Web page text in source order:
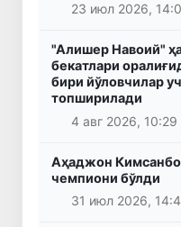
23 июл 2026,
"Алишер Навоий"
бекатлари
бири йўловчилар
топширилади
4 авг 2026, 10:29
Аҳаджон
чемпиони бўлди
31 июл 2026,